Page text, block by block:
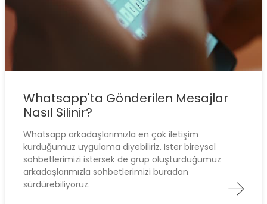
Whatsapp'ta Gönderilen Mesajlar
Nasıl Silinir?
Whatsapp arkadaşlarımızla en çok iletişim
kurduğumuz uygulama diyebiliriz. İster bireysel
sohbetlerimizi istersek de grup oluşturduğumuz
arkadaşlarımızla sohbetlerimizi buradan
sürdürebiliyoruz.